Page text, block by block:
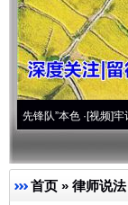
本色·[视频]牢记初心使命
首页 » 律师说法